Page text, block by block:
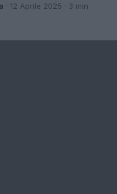
· 12 Aprile 2025 · 3 min